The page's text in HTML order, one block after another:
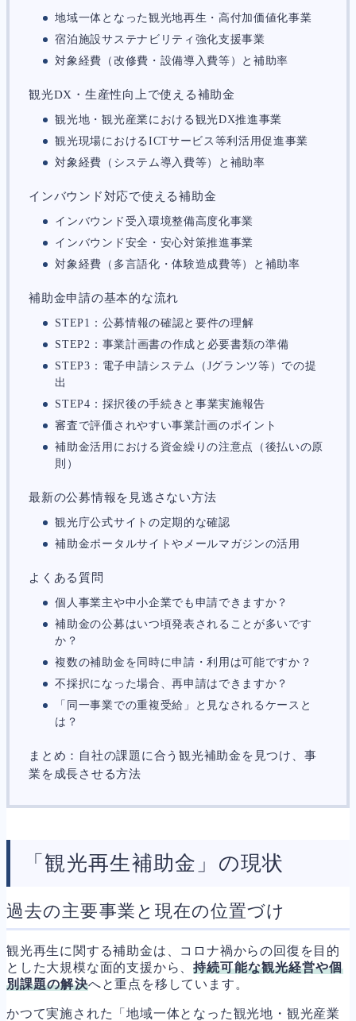
差押・強制執行232
法令違反・行政処分 324
訴訟・不正283
経営157
再建準備67
人事労務580
人件費 20
労災・ハラスメント153
141
事業運営376
品質・リコール49
情報漏洩・サイバー 258
事業再編 69
手続
664
私的整理 142
法的整理449
債権者対応19
換価・競売 54
地域一体となった観光地再生・高付加価値化事業
宿泊施設サステナビリティ強化支援事業
対象経費（改修費・設備導入費等）と補助率
観光DX・生産性向上で使える補助金
観光地・観光産業における観光DX推進事業
観光現場におけるICTサービス等利活用促進事業
対象経費（システム導入費等）と補助率
インバウンド対応で使える補助金
インバウンド受入環境整備高度化事業
インバウンド安全・安心対策推進事業
対象経費（多言語化・体験造成費等）と補助率
補助金申請の基本的な流れ
STEP1：公募情報の確認と要件の理解
STEP2：事業計画書の作成と必要書類の準備
STEP3：電子申請システム（Jグランツ等）での提
出
STEP4：採択後の手続きと事業実施報告
審査で評価されやすい事業計画のポイント
補助金活用における資金繰りの注意点（後払いの原
則）
最新の公募情報を見逃さない方法
観光庁公式サイトの定期的な確認
補助金ポータルサイトやメールマガジンの活用
よくある質問
個人事業主や中小企業でも申請できますか？
補助金の公募はいつ頃発表されることが多いです
か？
複数の補助金を同時に申請・利用は可能ですか？
不採択になった場合、再申請はできますか？
「同一事業での重複受給」と見なされるケースと
は？
まとめ：自社の課題に合う観光補助金を見つけ、事
業を成長させる方法
「観光再生補助金」の現状
過去の主要事業と現在の位置づけ
観光再生に関する補助金は、コロナ禍からの回復を目的
とした大規模な面的支援から、持続可能な観光経営や個
別課題の解決へと重点を移しています。
かつて実施された「地域一体となった観光地・観光産業